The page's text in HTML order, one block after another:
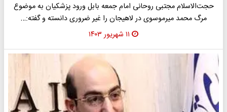
حجت‌الاسلام مجتبی روحانی امام جمعه بابل ورود پزشکیان به موضوع
مرگ محمد میرموسوی در لاهیجان را غیر ضروری دانسته و گفته:…
۱۱ شهریور ۱۴۰۳